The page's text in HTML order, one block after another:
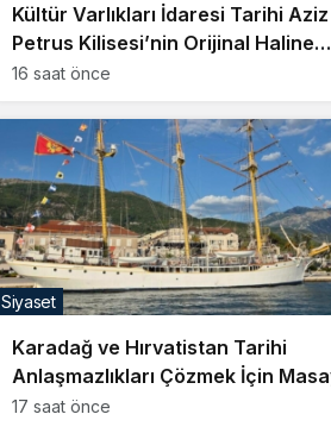
Kültür Varlıkları İdaresi Tarihi Aziz
Petrus Kilisesi’nin Orijinal Haline
Getirilmesini Emretti
16 saat önce
Karadağ ve Hırvatistan Tarihi
Anlaşmazlıkları Çözmek İçin
Oturuyor
17 saat önce
Siyaset